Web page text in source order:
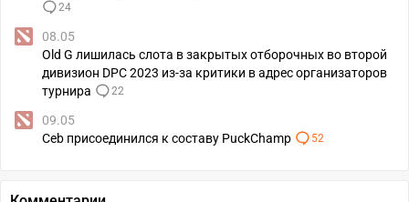
24
08.05
Old G лишилась слота в закрытых отборочных во второй
дивизион DPC 2023 из-за критики в адрес организаторов
турнира
22
09.05
Ceb присоединился к составу PuckChamp
52